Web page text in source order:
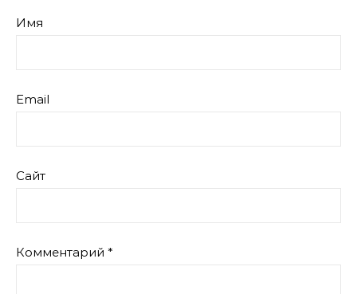
Имя
Email
Сайт
Комментарий *